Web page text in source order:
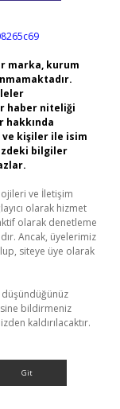
marka, kurum
haber niteliği
hakkında
ve kişiler ile isim
bilgiler
ve İletişim
olarak hizmet
olarak denetleme
Ancak, üyelerimiz
siteye üye olarak
düşündüğünüz
bildirmeniz
kaldırılacaktır.